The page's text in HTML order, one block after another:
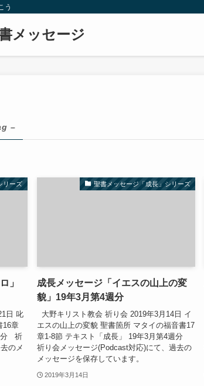
う
メッセージ
–
リーズ
」
日 叱
16章
分 祈
のメ
聖書メッセージ「成長」シリーズ
成長メッセージ「イエスの山上の変
貌」19年3月第4週分
大野キリスト教会 祈り会 2019年3月14日 イ
エスの山上の変貌 聖書箇所 マタイの福音書17
章1-8節 テキスト「成長」 19年3月第4週分
祈り会メッセージ(Podcast対応)にて、過去の
メッセージを保存しています。
2019年3月14日